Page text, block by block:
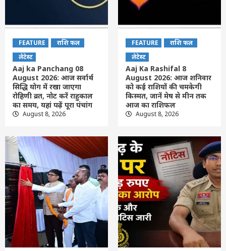
FEATURE
राशि फल
लेटेस्ट
Aaj ka Panchang 08
August 2026: आज सर्वार्थ
सिद्धि योग में रखा जाएगा
रोहिणी व्रत, नोट करें राहुकाल
का समय, यहां पढ़ें पूरा पंचांग
August 8, 2026
FEATURE
राशि फल
लेटेस्ट
Aaj Ka Rashifal 8
August 2026: आज शनिवार
को कई राशियों की चमकेगी
किस्मत, जानें मेष से मीन तक
आज का राशिफल
August 8, 2026